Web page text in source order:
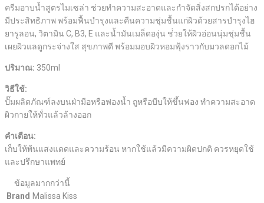
ครีมอาบน้ำสูตรไมเซล่า ช่วยทำความสะอาดและกำจัดสิ่งสกปรกได้อย่าง
มีประสิทธิภาพ พร้อมฟื้นบำรุงและคืนความชุ่มชื้นแก่ผิวด้วยสารบำรุงไฮ
ยารูลอน, วิตามิน C, B3, E และน้ำมันเมล็ดองุ่น ช่่วยให้ผิวอ่อนนุ่มชุ่มชื้น
เผยผิวแลดูกระจ่างใส สุขภาพดี พร้อมมอบผิวหอมฟุ้งราวกับมวลดอกไม้
ปริมาณ: 350ml
วิธีใช้:
ปั๊มผลิตภัณฑ์ลงบนฝ่ามือหรือฟองน้ำ ถูหรือบีบให้ขึ้นฟอง ทำความสะอาด
ผิวกายให้ทั่วแล้วล้างออก
คำเตือน:
เก็บให้พ้นแสงแดดและความร้อน หากใช้แล้วมีความผิดปกติ ควรหยุดใช้
และปรึกษาแพทย์
ข้อมูลมากกว่านี้
Brand Malissa Kiss